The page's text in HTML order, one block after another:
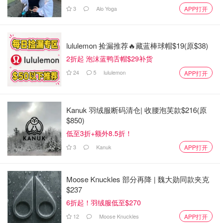
3 Alo Yoga APP打开
lululemon 捡漏推荐🔥藏蓝棒球帽$19(原$38)
2折起 泡沫蓝鸭舌帽$29补货
24 5 lululemon APP打开
Kanuk 羽绒服断码清仓| 收腰泡芙款$216(原
$850)
低至3折+额外8.5折！
3 Kanuk APP打开
Moose Knuckles 部分再降 | 魏大勋同款夹克
$237
6折起！羽绒服低至$270
12 Moose Knuckles APP打开